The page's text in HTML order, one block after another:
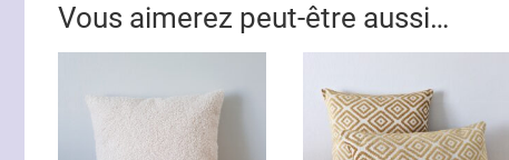
Vous aimerez peut-être aussi…